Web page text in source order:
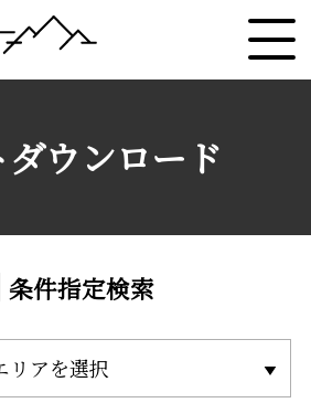
ダウンロード
条件指定検索
リアを選択